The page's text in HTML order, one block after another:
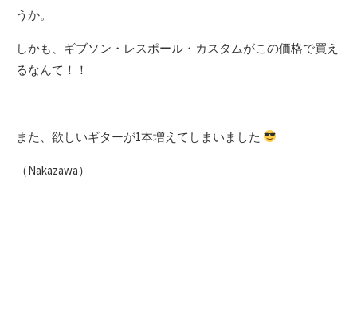
うか。
しかも、ギブソン・レスポール・カスタムがこの価格で買え
るなんて！！
また、欲しいギターが1本増えてしまいました
（Nakazawa）